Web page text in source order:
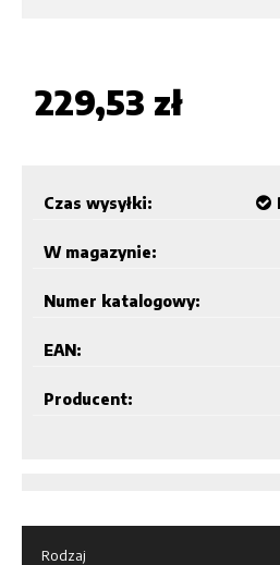
229,53 zł
Czas wysyłki:
W magazynie:
Numer katalogowy:
EAN:
Producent:
Rodzaj